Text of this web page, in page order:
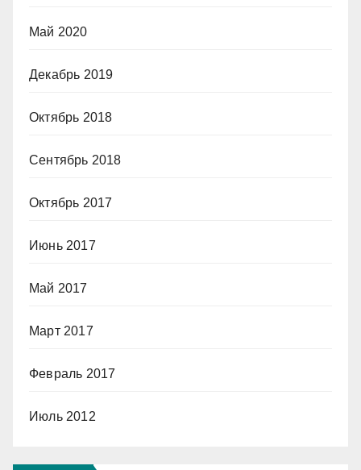
Май 2020
Декабрь 2019
Октябрь 2018
Сентябрь 2018
Октябрь 2017
Июнь 2017
Май 2017
Март 2017
Февраль 2017
Июль 2012